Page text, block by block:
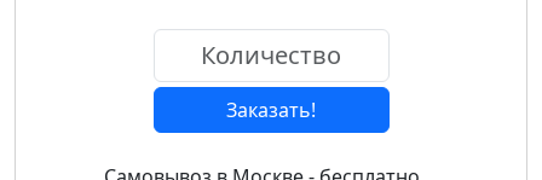
Заказать!